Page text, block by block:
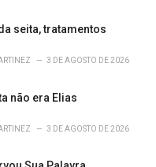
seita, tratamentos
3 DE AGOSTO DE 2026
não era Elias
3 DE AGOSTO DE 2026